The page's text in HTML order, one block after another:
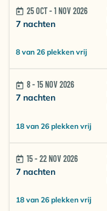
25 OCT - 1 NOV 2026
7 nachten
8 van 26 plekken vrij
8 - 15 NOV 2026
7 nachten
18 van 26 plekken vrij
15 - 22 NOV 2026
7 nachten
18 van 26 plekken vrij